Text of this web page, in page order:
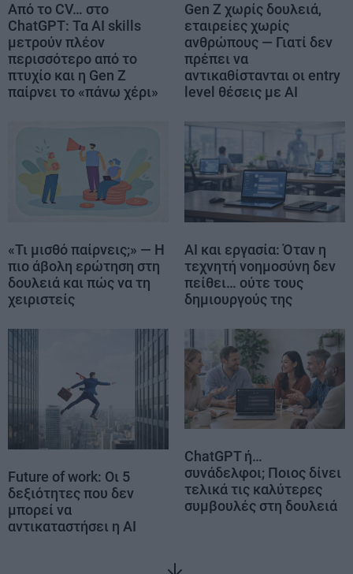
Από το CV… στο
ChatGPT: Τα AI skills
μετρούν πλέον
περισσότερο από το
πτυχίο και η Gen Z
παίρνει το «πάνω χέρι»
Gen Z χωρίς δουλειά,
εταιρείες χωρίς
ανθρώπους — Γιατί δεν
πρέπει να
αντικαθίστανται οι entry
level θέσεις με AI
«Τι μισθό παίρνεις;» — Η
πιο άβολη ερώτηση στη
δουλειά και πώς να τη
χειριστείς
AI και εργασία: Όταν η
τεχνητή νοημοσύνη δεν
πείθει… ούτε τους
δημιουργούς της
Future of work: Οι 5
δεξιότητες που δεν
μπορεί να
αντικαταστήσει η AI
ChatGPT ή…
συνάδελφοι; Ποιος δίνει
τελικά τις καλύτερες
συμβουλές στη δουλειά